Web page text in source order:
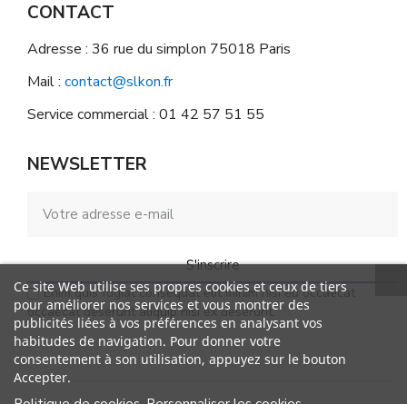
Ce site Web utilise ses propres cookies et ceux de tiers
pour améliorer nos services et vous montrer des
publicités liées à vos préférences en analysant vos
habitudes de navigation. Pour donner votre
consentement à son utilisation, appuyez sur le bouton
Accepter.
CONTACT
Adresse : 36 rue du simplon 75018 Paris
Mail : contact@slkon.fr
Service commercial : 01 42 57 51 55
NEWSLETTER
S'inscrire
Enim quis fugiat consequat elit minim nisi eu occaecat
occaecat deserunt aliquip nisi ex deserunt.